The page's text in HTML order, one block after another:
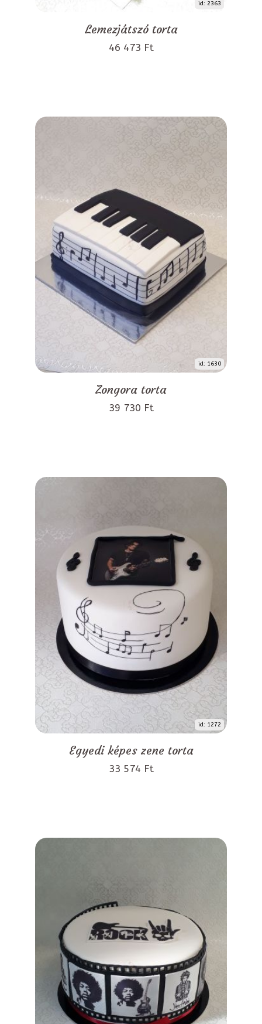
id: 2363
Lemezjátszó torta
46 473 Ft
id: 1630
Zongora torta
39 730 Ft
id: 1272
Egyedi képes zene torta
33 574 Ft